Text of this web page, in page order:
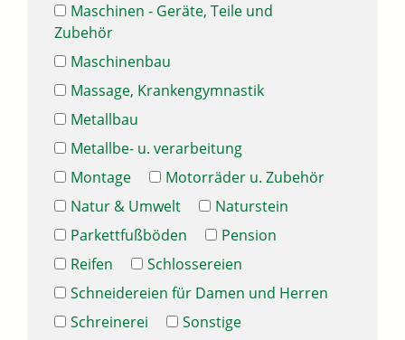
Maschinen - Geräte, Teile und
Zubehör
Maschinenbau
Massage, Krankengymnastik
Metallbau
Metallbe- u. verarbeitung
Montage
Motorräder u. Zubehör
Natur & Umwelt
Naturstein
Parkettfußböden
Pension
Reifen
Schlossereien
Schneidereien für Damen und Herren
Schreinerei
Sonstige